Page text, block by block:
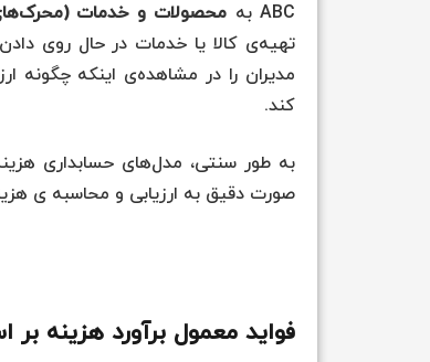
ABC به
محصولات و خدمات
تهیه‌ی کالا یا خدمات در حال روی
مدیران را در مشاهده‌ی اینکه چگونه
کند.
به طور سنتی، مدل‌های حسابداری
صورت دقیق به ارزیابی و محاسبه ی
فواید معمول برآورد هزینه بر